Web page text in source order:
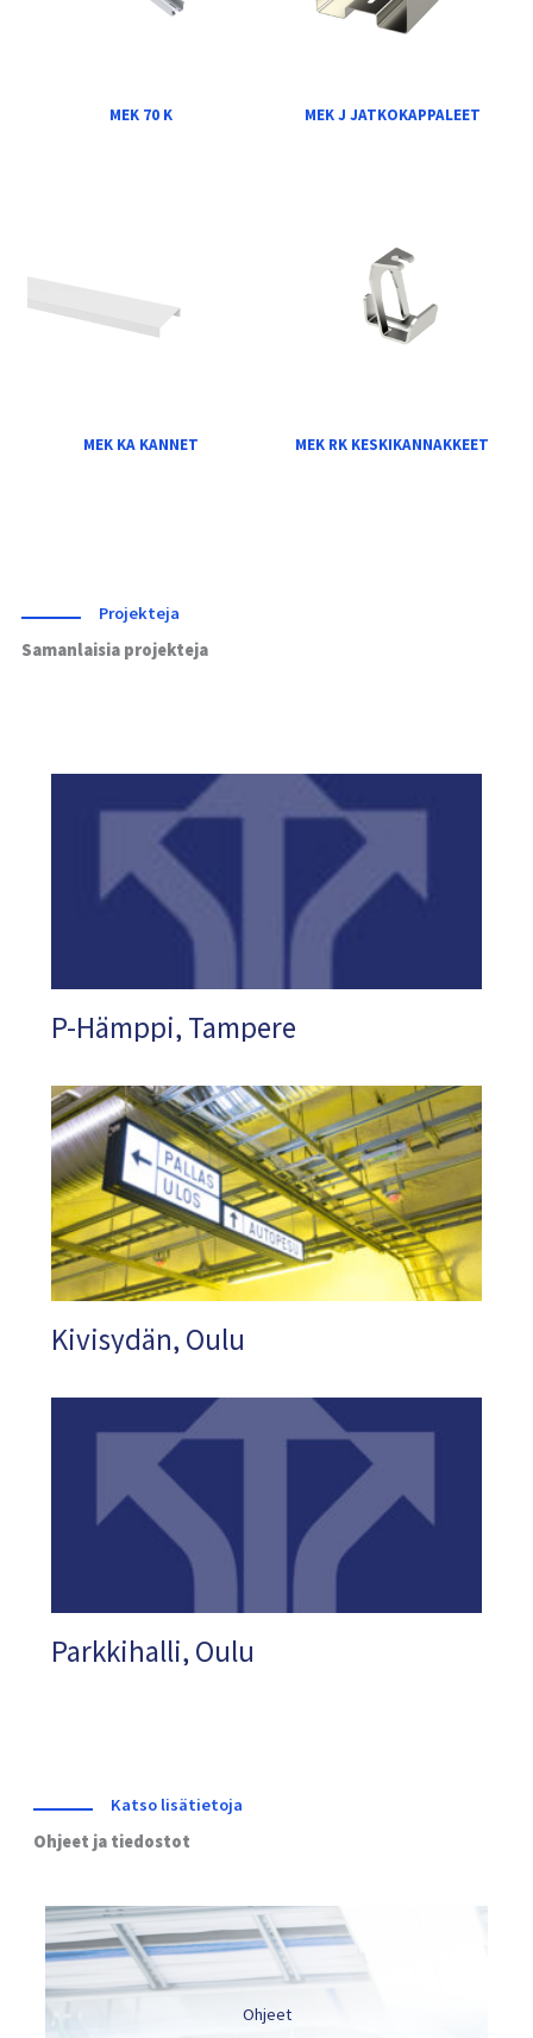
MEK 70 K MEK J JATKOKAPPALEET
MEK KA KANNET MEK RK KESKIKANNAKKEET
Projekteja
Samanlaisia projekteja
P-Hämppi, Tampere
Kivisydän, Oulu
Parkkihalli, Oulu
Katso lisätietoja
Ohjeet ja tiedostot
Ohjeet